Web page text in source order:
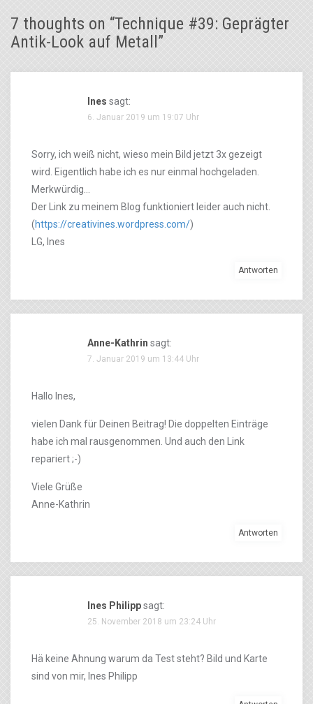
7 thoughts on “Technique #39: Geprägter
Antik-Look auf Metall ”
Ines sagt:
6. Januar 2019 um 19:07 Uhr
Sorry, ich weiß nicht, wieso mein Bild jetzt 3x gezeigt
wird. Eigentlich habe ich es nur einmal hochgeladen.
Merkwürdig…
Der Link zu meinem Blog funktioniert leider auch nicht.
(https://creativines.wordpress.com/)
LG, Ines
Antworten
Anne-Kathrin sagt:
7. Januar 2019 um 13:44 Uhr
Hallo Ines,
vielen Dank für Deinen Beitrag! Die doppelten Einträge
habe ich mal rausgenommen. Und auch den Link
repariert ;-)
Viele Grüße
Anne-Kathrin
Antworten
Ines Philippsagt:
25. November 2018 um 23:24 Uhr
Hä keine Ahnung warum da Test steht? Bild und Karte
sind von mir, Ines Philipp